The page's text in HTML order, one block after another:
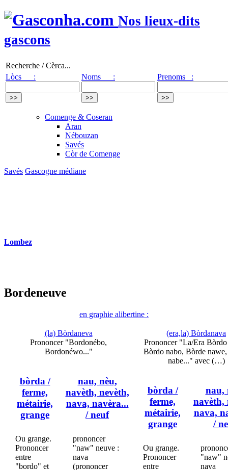
Nos lieux-dits
gascons
Recherche / Cèrca...
Lòcs :
Noms : Prenoms :
Comenge & Coseran
Aran
Nébouzan
Savés
Còr de Comenge
Savés Gascogne médiane
Lombez
Bordeneuve
en graphie alibertine :
(la) Bòrdaneva
Prononcer "Bordonébo,
Bordonéwo..."
bòrda /
ferme,
métairie,
grange
Ou grange.
Prononcer
entre
"bordo" et
nau, nèu,
navèth, nevèth,
nava, navèra...
/ neuf
prononcer
"naw" neuve :
nava
(prononcer
(era,la) Bòrdanava
Prononcer "La/Era
Bòrdo nabo, Bòrde
nabe..." avec (…)
bòrda /
ferme,
métairie,
grange
Ou grange.
Prononcer
entre
nau,
navèth,
nava,
/
"naw"
nava